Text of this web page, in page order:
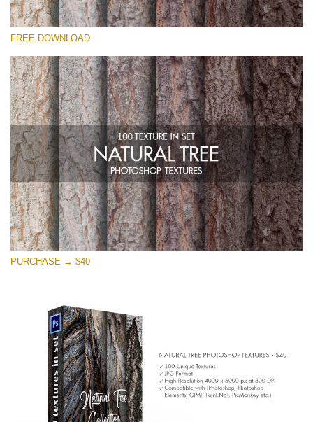
Kérlek, válassz
Small 800*533px
Natural Tree
(100 Textures)
Large 6000*4000px
Entire Collection
(1783 Overlays)
Large 6000*4000px
Ingyenes letöltés
FREE DOWNLOAD
PURCHASE → $40